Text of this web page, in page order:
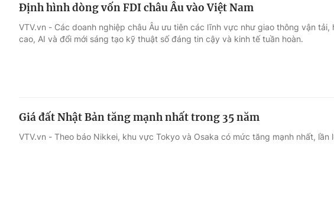
Định hình dòng vốn FDI châu Âu vào Việt Nam
VTV.vn - Các doanh nghiệp châu Âu ưu tiên các lĩnh vực như giao thông vận tải,
cao, AI và đổi mới sáng tạo kỹ thuật số đáng tin cậy và kinh tế tuần hoàn.
Giá đất Nhật Bản tăng mạnh nhất trong 35 năm
VTV.vn - Theo báo Nikkei, khu vực Tokyo và Osaka có mức tăng mạnh nhất, lần